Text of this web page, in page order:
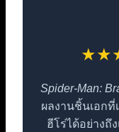
★★
Spider-Man:
ผลงานชิ้นเอก
ฮีโร่ได้อย่างถึ